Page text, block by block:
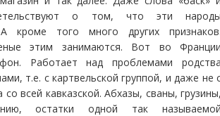
о том, что эти
А кроме того много других
этим занимаются. Вот во
Работает над проблемами
т.е. с картвельской группой, и даже не
со всей кавказской. Абхазы, сваны,
остатки одной так